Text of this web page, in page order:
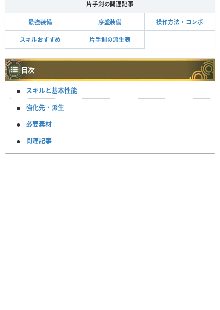
片手剣の関連記事
最強装備 序盤装備 操作方法・コンボ
スキルおすすめ 片手剣の派生表
目次
スキルと基本性能
強化先・派生
必要素材
関連記事